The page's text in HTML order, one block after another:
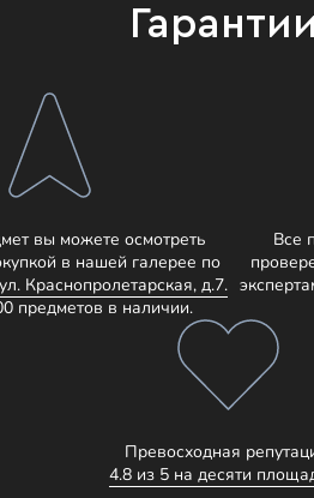
вы можете осмотреть
в нашей галерее по
Краснопролетарская, д.7.
предметов в наличии.
Все
Превосходная
4.8 из 5 на десяти